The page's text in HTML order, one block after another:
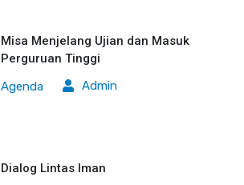
Misa Menjelang Ujian dan Masuk
Perguruan Tinggi
Agenda
Admin
Dialog Lintas Iman